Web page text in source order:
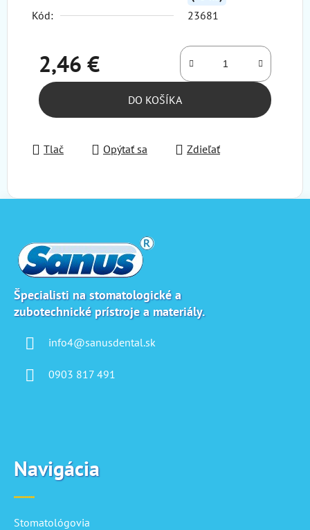
Kód:
23681
2,46 €
Jednotková cena:
DO KOŠÍKA
Tlač Opýtať sa Zdieľať
Špecialisti na stomatologické a
zubotechnické prístroje a materiály.
info4@sanusdental.sk
0903 817 491
Navigácia
Stomatológovia